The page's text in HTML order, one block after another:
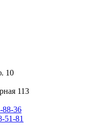
10
113
88-36
51-81